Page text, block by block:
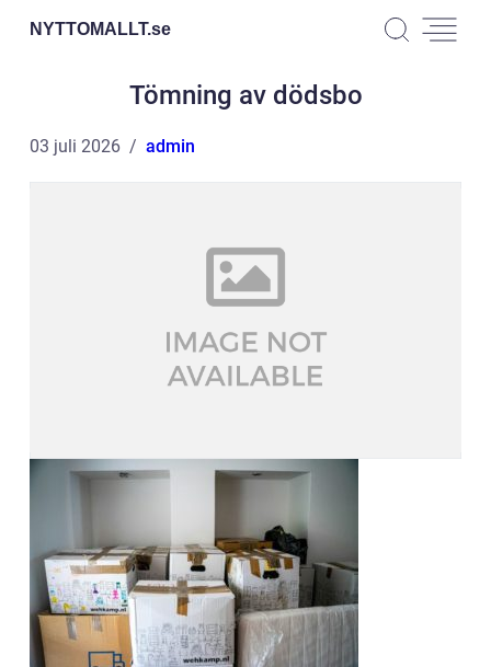
NYTTOMALLT.se
Tömning av dödsbo
03 juli 2026 admin